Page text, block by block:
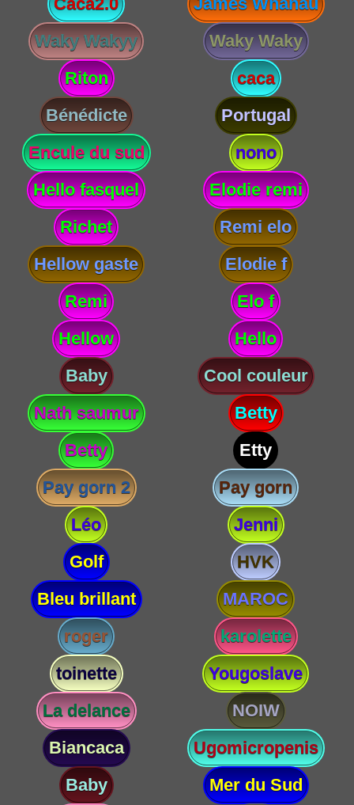
Waky Wakyy
Waky Waky
Riton
caca
Bénédicte
Portugal
Encule du sud
nono
Hello fasquel
Elodie remi
Richet
Remi elo
Hellow gaste
Elodie f
Remi
Elo f
Hellow
Hello
Baby
Cool couleur
Nath saumur
Betty
Betty
Etty
Pay gorn 2
Pay gorn
Léo
Jenni
Golf
HVK
Bleu brillant
MAROC
roger
karolette
toinette
Yougoslave
La delance
NOIW
Biancaca
Ugomicropenis
Baby
Mer du Sud